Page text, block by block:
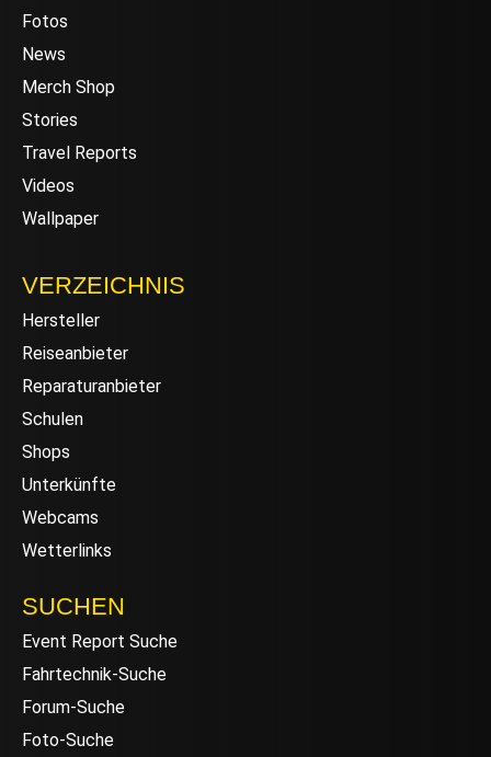
Fotos
News
Merch Shop
Stories
Travel Reports
Videos
Wallpaper
VERZEICHNIS
Hersteller
Reiseanbieter
Reparaturanbieter
Schulen
Shops
Unterkünfte
Webcams
Wetterlinks
SUCHEN
Event Report Suche
Fahrtechnik-Suche
Forum-Suche
Foto-Suche